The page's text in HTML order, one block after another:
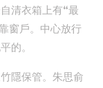
清衣箱上有“最
窗戶。中心放行
的。
隱保管。朱思俞